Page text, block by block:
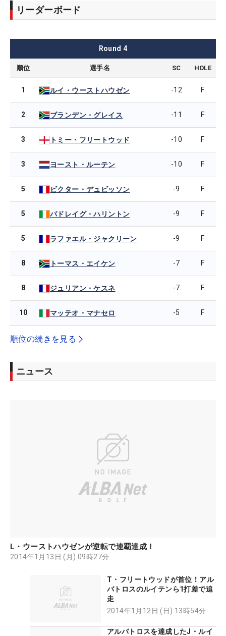
リーダーボード
Round 4
順位 選手名 SC HOLE
1 ルイ・ウーストハウゼン -12 F
2 ブランデン・グレイス -11 F
3 トミー・フリートウッド -10 F
3 ヨースト・ルーテン -10 F
5 ビクター・デュビッソン -9 F
5 パドレイグ・ハリントン -9 F
5 ラファエル・ジャクリーン -9 F
8 トーマス・エイケン -7 F
8 ジュリアン・ケスネ -7 F
10 マッテオ・マナセロ -5 F
順位の続きを見る
ニュース
L・ウーストハウゼンが逆転で連覇達成！
2014年1月13日 (月) 09時27分
T・フリートウッドが首位！アル
バトロスのルイテンら1打差で追
走
2014年1月12日 (日) 13時54分
アルバトロスを達成したJ・ルイ